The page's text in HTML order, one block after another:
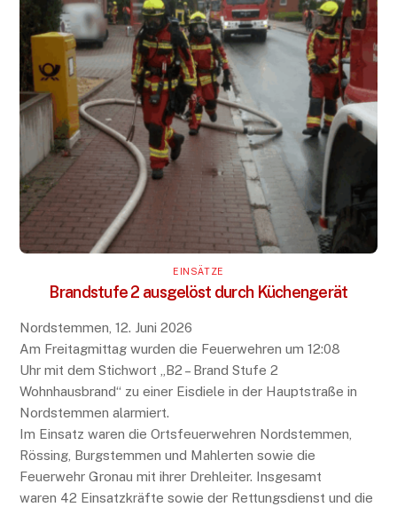
EINSÄTZE
Brandstufe 2 ausgelöst durch Küchengerät
Nordstemmen, 12. Juni 2026
Am Freitagmittag wurden die Feuerwehren um 12:08
Uhr mit dem Stichwort „B2 – Brand Stufe 2
Wohnhausbrand“ zu einer Eisdiele in der Hauptstraße in
Nordstemmen alarmiert.
Im Einsatz waren die Ortsfeuerwehren Nordstemmen,
Rössing, Burgstemmen und Mahlerten sowie die
Feuerwehr Gronau mit ihrer Drehleiter. Insgesamt
waren 42 Einsatzkräfte sowie der Rettungsdienst und die